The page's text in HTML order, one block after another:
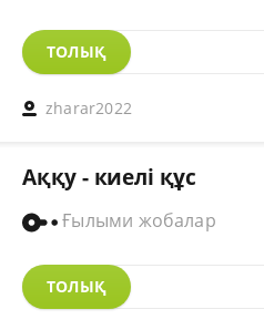
ТОЛЫҚ
zharar2022
Аққу - киелі құс
Ғылыми жобалар
ТОЛЫҚ